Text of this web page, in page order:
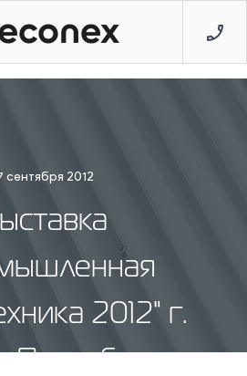
сентября 2012
2012" г.
Петербург